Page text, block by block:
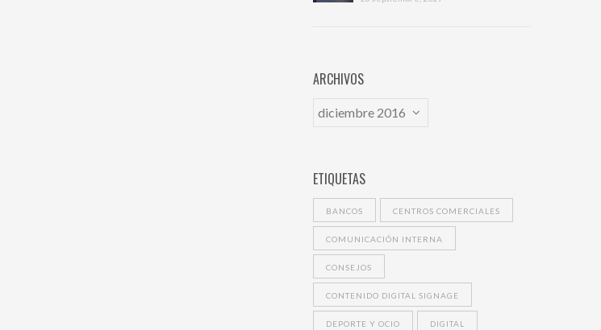
ARCHIVOS
ETIQUETAS
BANCOS CENTROS COMERCIALES
COMUNICACIÓN INTERNA
CONSEJOS
CONTENIDO DIGITAL SIGNAGE
DEPORTE Y OCIO DIGITAL